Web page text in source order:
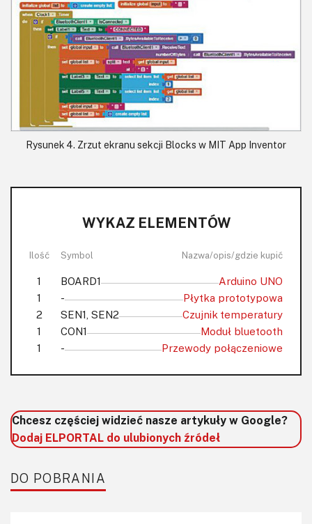
Rysunek 4. Zrzut ekranu sekcji Blocks w MIT App Inventor
WYKAZ ELEMENTÓW
Ilość Symbol Nazwa/opis/gdzie kupić
1 BOARD1
Arduino UNO
1
-
Płytka prototypowa
2
SEN1, SEN2
Czujnik temperatury
1
CON1
Moduł bluetooth
1
- Przewody połączeniowe
Chcesz częściej widzieć nasze artykuły w Google?
Dodaj ELPORTAL do ulubionych źródeł
DO POBRANIA